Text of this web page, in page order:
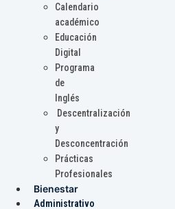
Calendario
académico
Educación
Digital
Programa
de
Inglés
Descentralización
y
Desconcentración
Prácticas
Profesionales
Bienestar
Administrativo